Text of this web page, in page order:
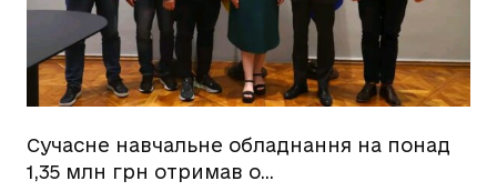
Сучасне навчальне обладнання на понад
1,35 млн грн отримав о…